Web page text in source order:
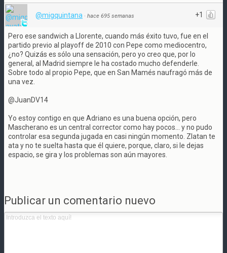
+1
@migquintana · hace 695 semanas
Pero ese sandwich a Llorente, cuando más éxito tuvo, fue en el
partido previo al playoff de 2010 con Pepe como mediocentro,
¿no? Quizás es sólo una sensación, pero yo creo que, por lo
general, al Madrid siempre le ha costado mucho defenderle.
Sobre todo al propio Pepe, que en San Mamés naufragó más de
una vez.
@JuanDV14
Yo estoy contigo en que Adriano es una buena opción, pero
Mascherano es un central corrector como hay pocos... y no pudo
controlar esa segunda jugada en casi ningún momento. Zlatan te
ata y no te suelta hasta que él quiere, porque, claro, si le dejas
espacio, se gira y los problemas son aún mayores.
Publicar un comentario nuevo